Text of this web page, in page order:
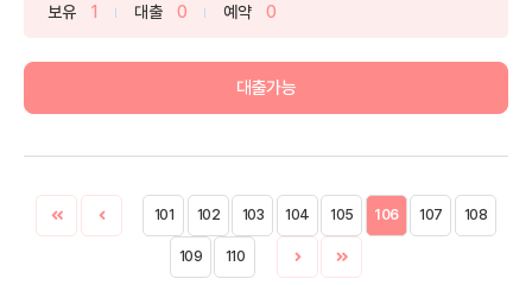
보유 1 대출 0 예약 0
대출가능
101 102 103 104 105 106 107 108
109 110